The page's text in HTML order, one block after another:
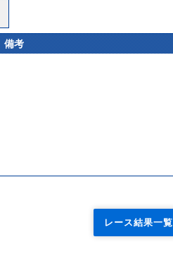
備考
レース結果一覧